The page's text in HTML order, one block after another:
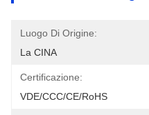
Luogo Di Origine:
La CINA
Certificazione:
VDE/CCC/CE/RoHS